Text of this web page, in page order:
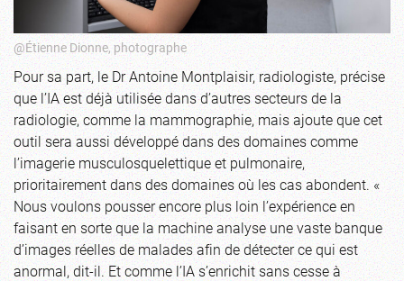
@Étienne Dionne, photographe
Pour sa part, le Dr Antoine Montplaisir, radiologiste, précise
que l’IA est déjà utilisée dans d’autres secteurs de la
radiologie, comme la mammographie, mais ajoute que cet
outil sera aussi développé dans des domaines comme
l’imagerie musculosquelettique et pulmonaire,
prioritairement dans des domaines où les cas abondent. «
Nous voulons pousser encore plus loin l’expérience en
faisant en sorte que la machine analyse une vaste banque
d’images réelles de malades afin de détecter ce qui est
anormal, dit-il. Et comme l’IA s’enrichit sans cesse à